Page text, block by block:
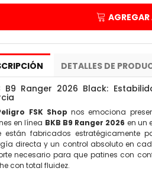
DETALLES DE
B9 Ranger 2026 Black:
FSK Shop nos emociona
en línea BKB B9 Ranger 2026 en un
están fabricados estratégicamente
directa y un control absoluto en
necesario para que patines con
con total fluidez.